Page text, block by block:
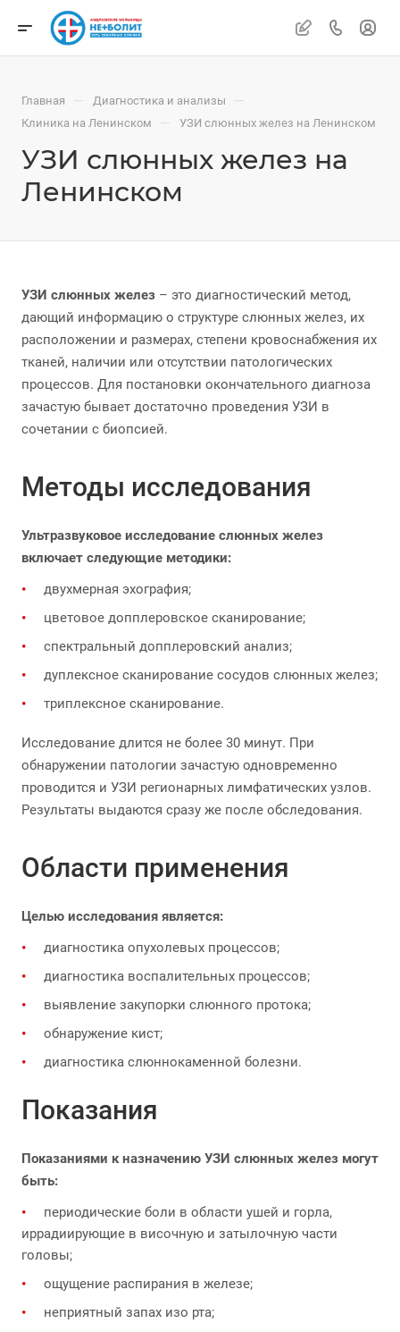
Главная — Диагностика и анализы —
Клиника на Ленинском — УЗИ слюнных желез на Ленинском
УЗИ слюнных желез на
Ленинском
УЗИ слюнных желез – это диагностический метод,
дающий информацию о структуре слюнных желез, их
расположении и размерах, степени кровоснабжения их
тканей, наличии или отсутствии патологических
процессов. Для постановки окончательного диагноза
зачастую бывает достаточно проведения УЗИ в
сочетании с биопсией.
Методы исследования
Ультразвуковое исследование слюнных желез
включает следующие методики:
двухмерная эхография;
цветовое допплеровское сканирование;
спектральный допплеровский анализ;
дуплексное сканирование сосудов слюнных желез;
триплексное сканирование.
Исследование длится не более 30 минут. При
обнаружении патологии зачастую одновременно
проводится и УЗИ регионарных лимфатических узлов.
Результаты выдаются сразу же после обследования.
Области применения
Целью исследования является:
диагностика опухолевых процессов;
диагностика воспалительных процессов;
выявление закупорки слюнного протока;
обнаружение кист;
диагностика слюннокаменной болезни.
Показания
Показаниями к назначению УЗИ слюнных желез могут
быть:
периодические боли в области ушей и горла,
иррадиирующие в височную и затылочную части
головы;
ощущение распирания в железе;
неприятный запах изо рта;